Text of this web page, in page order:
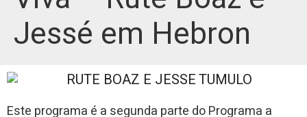
Jessé em Hebron
Este programa é a segunda parte do Programa a